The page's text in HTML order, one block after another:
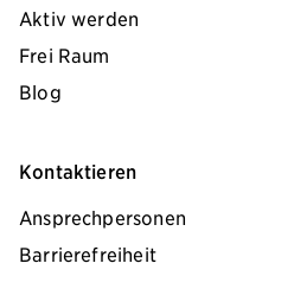
Aktiv werden
Frei Raum
Blog
Kontaktieren
Ansprechpersonen
Barrierefreiheit